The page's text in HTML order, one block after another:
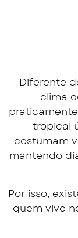
Diferente
clima
tropical
costumam
mantendo
Por isso,
quem vive